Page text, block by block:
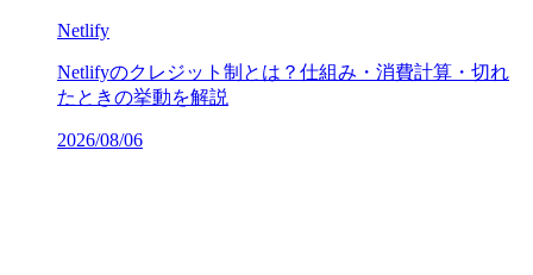
Netlify
Netlifyのクレジット制とは？仕組み・消費計算・切れ
たときの挙動を解説
2026/08/06